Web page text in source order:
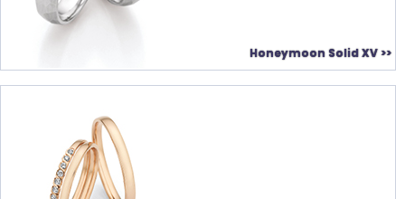
Honeymoon Solid XV >>